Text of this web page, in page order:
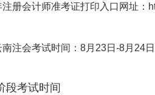
册会计师准考证打印入口网址：
南注会考试时间：8月23日-8月24
段考试时间